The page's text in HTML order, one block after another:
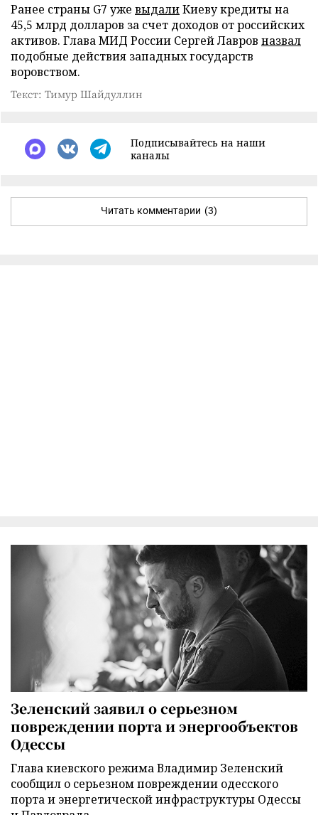
Ранее страны G7 уже выдалиКиеву кредиты на
45,5 млрд долларов за счет доходов от российских
активов. Глава МИД России Сергей Лавров назвал
подобные действия западных государств
воровством.
Текст: Тимур Шайдуллин
Подписывайтесь на наши
каналы
Читать комментарии (3)
Зеленский заявил о серьезном
повреждении порта и энергообъектов
Одессы
Глава киевского режима Владимир Зеленский
сообщил о серьезном повреждении одесского
порта и энергетической инфраструктуры Одессы